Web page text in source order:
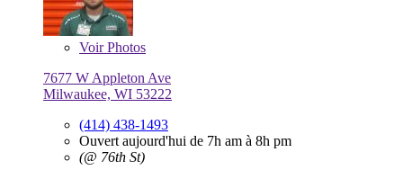
VoirPhotos
7677 W Appleton Ave
Milwaukee, WI 53222
(414) 438-1493
Ouvert aujourd'hui de 7h am à 8h pm
(@ 76th St)